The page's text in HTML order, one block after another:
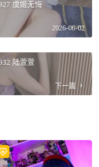
虞姬无悔
2026-06-02
陆萱萱
下一篇